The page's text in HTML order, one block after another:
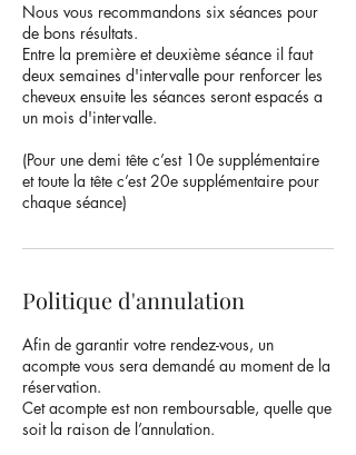
Nous vous recommandons six séances pour
de bons résultats.
Entre la première et deuxième séance il faut
deux semaines d'intervalle pour renforcer les
cheveux ensuite les séances seront espacés a
un mois d'intervalle.
(Pour une demi tête c’est 10e supplémentaire
et toute la tête c’est 20e supplémentaire pour
chaque séance)
Politique d'annulation
Afin de garantir votre rendez-vous, un
acompte vous sera demandé au moment de la
réservation.
Cet acompte est non remboursable, quelle que
soit la raison de l’annulation.